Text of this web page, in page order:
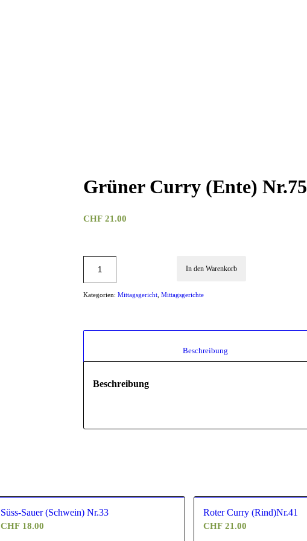
Grüner Curry (Ente) Nr.75
CHF 21.00
In den Warenkorb
Kategorien:Mittagsgericht ,Mittagsgerichte
Beschreibung
Süss-Sauer (Schwein) Nr.33
CHF 18.00
Roter Curry (Rind)Nr.41
CHF21.00